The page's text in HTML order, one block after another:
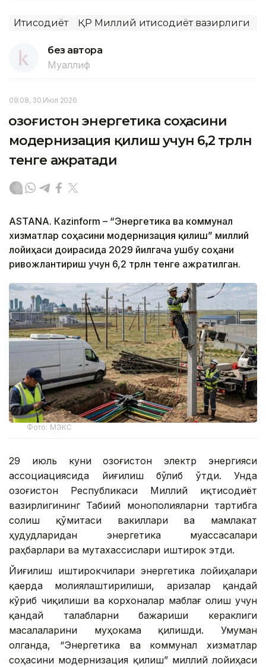
Иқтисодиёт ҚР Миллий иқтисодиёт вазирлиги
без автора
Муаллиф
09:08, 30 Июл 2026
Қозоғистон энергетика соҳасини
модернизация қилиш учун 6,2 трлн
тенге ажратади
ASTANА. Кazinform – “Энергетика ва коммунал
хизматлар соҳасини модернизация қилиш” миллий
лойиҳаси доирасида 2029 йилгача ушбу соҳани
ривожлантириш учун 6,2 трлн тенге ажратилган.
Фото: МЭКС
29 июль куни Қозоғистон электр энергияси
ассоциациясида йиғилиш бўлиб ўтди. Унда
Қозоғистон Республикаси Миллий иқтисодиёт
вазирлигининг Табиий монополияларни тартибга
солиш қўмитаси вакиллари ва мамлакат
ҳудудларидан энергетика муассасалари
раҳбарлари ва мутахассислари иштирок этди.
Йиғилиш иштирокчилари энергетика лойиҳалари
қаерда молиялаштирилиши, аризалар қандай
кўриб чиқилиши ва корхоналар маблағ олиш учун
қандай талабларни бажариши кераклиги
масалаларини муҳокама қилишди. Умуман
олганда, “Энергетика ва коммунал хизматлар
соҳасини модернизация қилиш” миллий лойиҳаси